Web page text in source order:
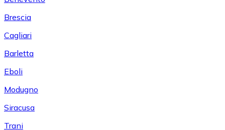
Brescia
Cagliari
Barletta
Eboli
Modugno
Siracusa
Trani